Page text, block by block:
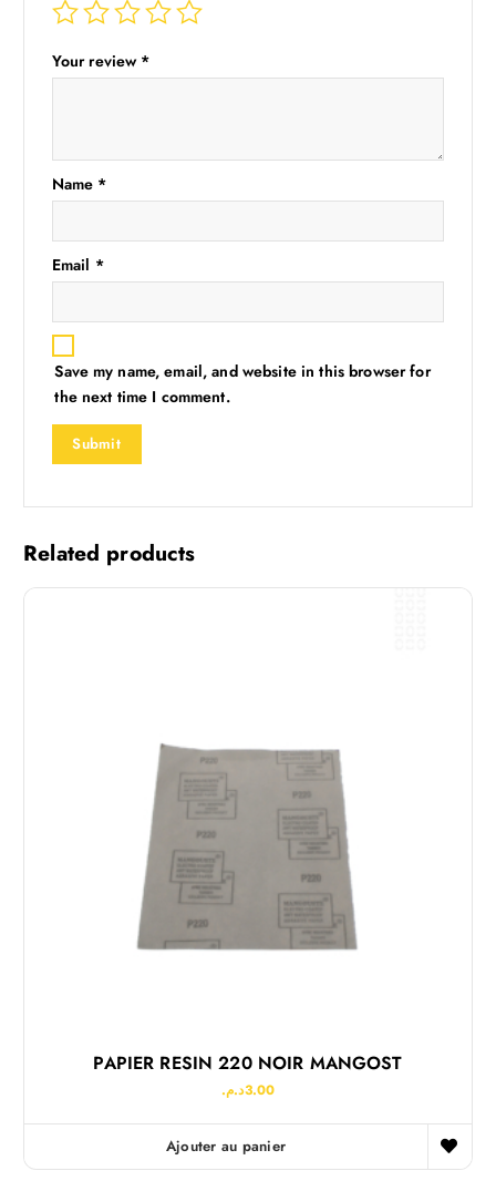
Your review *
Name *
Email *
Save my name, email, and website in this browser for
the next time I comment.
Related products
PAPIER RESIN 220 NOIR MANGOST
3.00د.م.
Ajouter au panier